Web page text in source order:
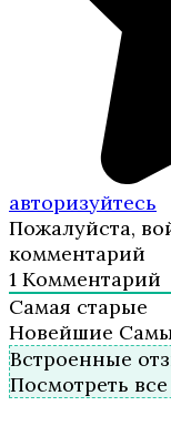
авторизуйтесь
Пожалуйста,
комментарий
1 Комментарий
Самая старые
Новейшие
Встроенные
Посмотреть